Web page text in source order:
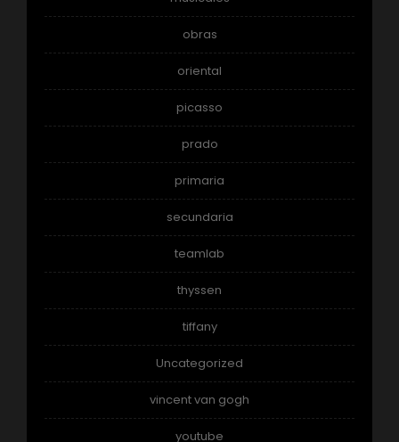
obras
oriental
picasso
prado
primaria
secundaria
teamlab
thyssen
tiffany
Uncategorized
vincent van gogh
youtube